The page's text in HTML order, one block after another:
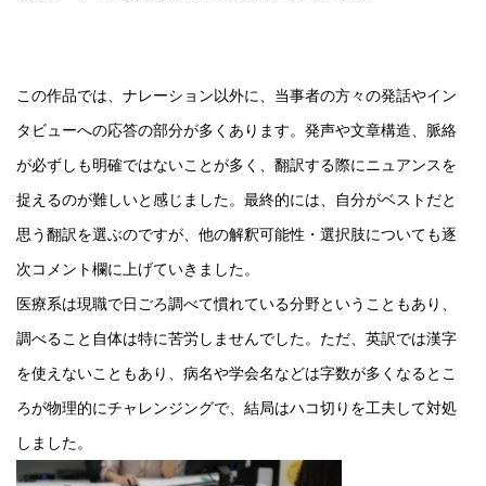
この作品では、ナレーション以外に、当事者の方々の発話やイン
タビューへの応答の部分が多くあります。発声や文章構造、脈絡
が必ずしも明確ではないことが多く、翻訳する際にニュアンスを
捉えるのが難しいと感じました。最終的には、自分がベストだと
思う翻訳を選ぶのですが、他の解釈可能性・選択肢についても逐
次コメント欄に上げていきました。
医療系は現職で日ごろ調べて慣れている分野ということもあり、
調べること自体は特に苦労しませんでした。ただ、英訳では漢字
を使えないこともあり、病名や学会名などは字数が多くなるとこ
ろが物理的にチャレンジングで、結局はハコ切りを工夫して対処
しました。